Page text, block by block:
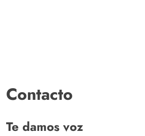
Contacto
Te damos voz